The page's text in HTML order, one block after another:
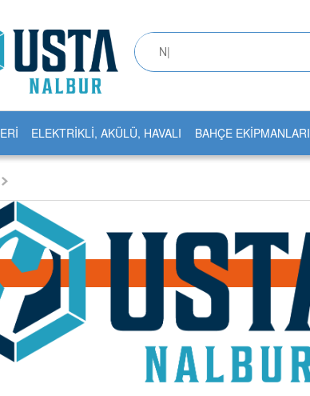
ELEKTRİKLİ, AKÜLÜ, HAVALI BAHÇE EKİPMANLARI